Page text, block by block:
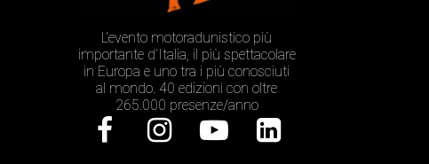
L’evento motoradunistico più
importante d’Italia, il più spettacolare
in Europa e uno tra i più conosciuti
al mondo. 40 edizioni con oltre
265.000 presenze/anno